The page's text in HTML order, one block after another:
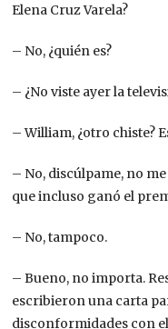
Elena Cruz Varela?
– No, ¿quién es?
– ¿No viste ayer la
– William, ¿otro chiste?
– No, discúlpame, no
que incluso ganó el
– No, tampoco.
– Bueno, no importa.
escribieron una carta
disconformidades con